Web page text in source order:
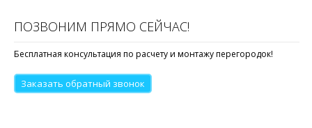
ПОЗВОНИМ ПРЯМО СЕЙЧАС!
Бесплатная консультация по расчету и монтажу перегородок!
Заказать обратный звонок